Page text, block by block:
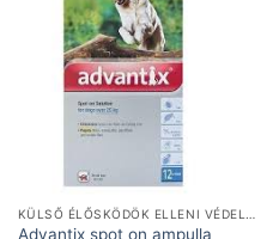
Advantix spot on ampulla